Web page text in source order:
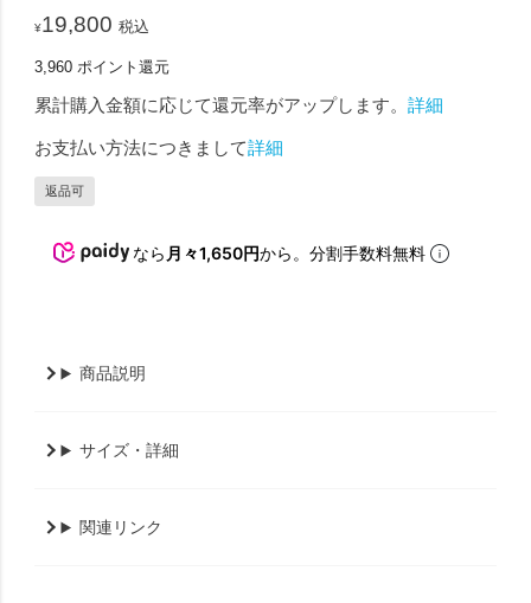
¥19,800 税込
3,960 ポイント還元
累計購入金額に応じて還元率がアップします。詳細
お支払い方法につきまして詳細
返品可
なら 月々1,650円から。分割手数料無料
商品説明
サイズ・詳細
関連リンク